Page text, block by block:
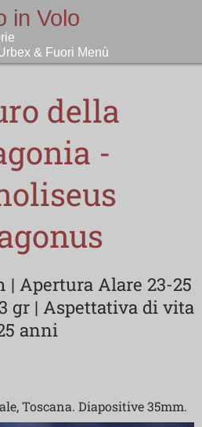
della
-
| Apertura Alare 23-25
gr | Aspettativa di vita
anni
Toscana. Diapositive 35mm.